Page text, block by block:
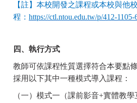
【註】本校開發之課程或本校與他
程： https://ctl.ntou.edu.tw/p/412-1105-
四、執行方式
教師可依課程性質選擇符合本要點
採用以下其中一種模式導入課程：
（一）模式一（課前影音+實體教學